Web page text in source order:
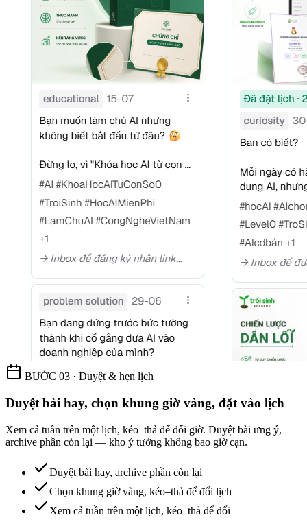
BƯỚC 03 · Duyệt & hẹn lịch
Duyệt bài hay, chọn khung giờ vàng, đặt vào lịch
Xem cả tuần trên một lịch, kéo–thả để đổi giờ. Duyệt bài ưng ý,
archive phần còn lại — kho ý tưởng không bao giờ cạn.
Duyệt bài hay, archive phần còn lại
Chọn khung giờ vàng, kéo–thả để đổi lịch
Xem cả tuần trên một lịch, kéo–thả để đổi